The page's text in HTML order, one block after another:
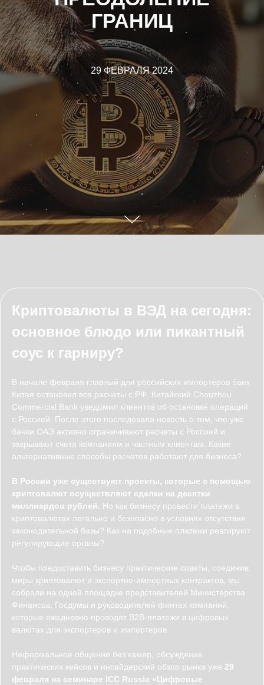
ГРАНИЦ
29 ФЕВРАЛЯ 2024
Криптовалюты в ВЭД на сегодня:
основное блюдо или пикантный
соус к гарниру?
В начале февраля главный для российских импортеров банк
Китая остановил все расчеты с РФ. Китайский Chouzhou
Commercial Bank уведомил клиентов об остановке операций
с Россией. После этого последовала новость о том, что уже
банки ОАЭ активно ограничивают расчеты с Россией и
закрывают счета компаниям и частным клиентам. Какие
альтернативные способы расчетов работают для бизнеса?
В России уже существуют проекты, которые с помощью
криптовалют осуществляют сделки на десятки
миллиардов рублей. Но как бизнесу провести платежи в
криптовалютах легально и безопасно в условиях отсутствия
законодательной базы? Как на подобные платежи реагируют
регулирующие органы?
Чтобы предоставить бизнесу практические советы, соединив
миры криптовалют и экспортно-импортных контрактов, мы
собрали на одной площадке представителей Министерства
Финансов, Госдумы и руководителей финтех компаний,
которые ежедневно проводят B2B-платежи в цифровых
валютах для экспортеров и импортеров.
Неформальное общение без камер, обсуждение
практических кейсов и инсайдерский обзор рынка уже 29
февраля на семинаре ICC Russia «Цифровые